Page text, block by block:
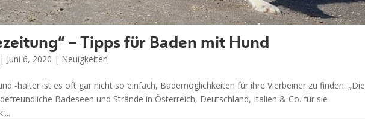
– Tipps für Baden mit Hund
| Juni 6, 2020 | Neuigkeiten
-halter ist es oft gar nicht so einfach, Bademöglichkeiten für ihre Vierbeiner zu finden. „Die
Badeseen und Strände in Österreich, Deutschland, Italien & Co. für sie